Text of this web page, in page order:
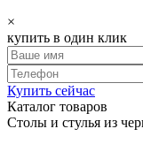
×
купить в один клик
Купить сейчас
Каталог товаров
Столы и стулья из